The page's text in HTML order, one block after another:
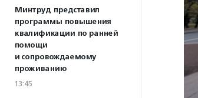
Минтруд представил
программы повышения
квалификации по ранней
помощи
и сопровождаемому
проживанию
13:45